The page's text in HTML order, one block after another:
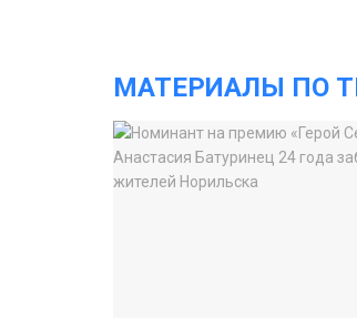
МАТЕРИАЛЫ ПО